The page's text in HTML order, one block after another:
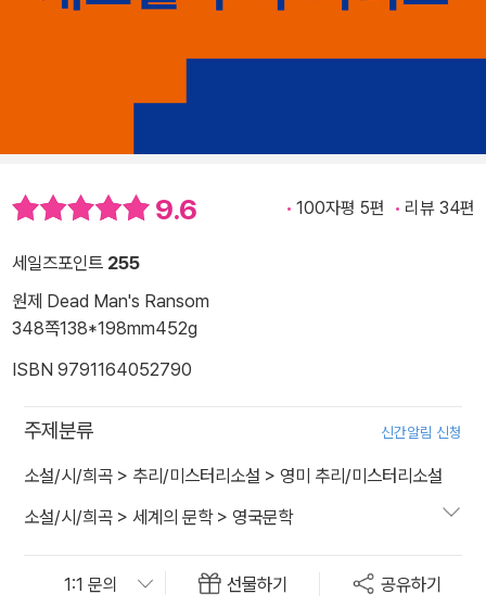
9.6 100자평 5편 리뷰 34편
세일즈포인트 255
원제 Dead Man's Ransom
348쪽138*198mm452g
ISBN 9791164052790
주제분류 신간알림 신청
소설/시/희곡 > 추리/미스터리소설 > 영미 추리/미스터리소설
소설/시/희곡 > 세계의 문학> 영국문학
선물하기 공유하기